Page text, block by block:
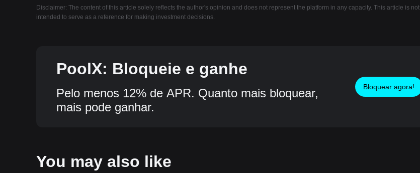
Disclaimer: The content of this article solely reflects the author's opinion and does not represent the platform in any capacity. This article is not
intended to serve as a reference for making investment decisions.
PoolX: Bloqueie e ganhe
Pelo menos 12% de APR. Quanto mais bloquear,
mais pode ganhar.
Bloquear agora!
You may also like